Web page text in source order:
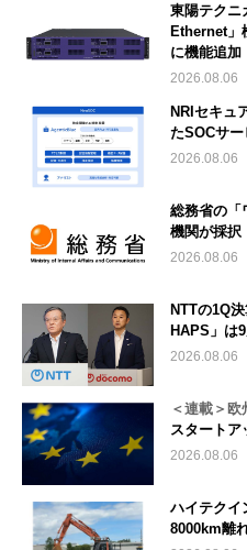
東陽テクニ
Ethernet」
に機能追加
2026.08.06
NRIセキュ
たSOCサ
2026.08.06
総務省の「
機関が採択
2026.08.06
NTTの1Q
HAPS」は
2026.08.06
＜連載＞欧
スタートア
2026.08.06
ハイテク
8000km離